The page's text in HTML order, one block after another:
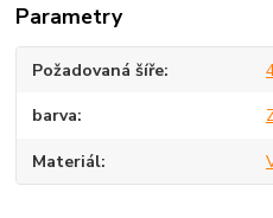
Parametry
Požadovaná šíře
barva
Materiál